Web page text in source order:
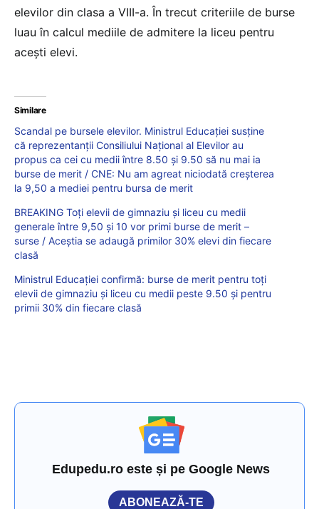
elevilor din clasa a VIII-a. În trecut criteriile de burse
luau în calcul mediile de admitere la liceu pentru
acești elevi.
Similare
Scandal pe bursele elevilor. Ministrul Educației susține
că reprezentanții Consiliului Național al Elevilor au
propus ca cei cu medii între 8.50 și 9.50 să nu mai ia
burse de merit / CNE: Nu am agreat niciodată creșterea
la 9,50 a mediei pentru bursa de merit
BREAKING Toți elevii de gimnaziu și liceu cu medii
generale între 9,50 și 10 vor primi burse de merit –
surse / Aceștia se adaugă primilor 30% elevi din fiecare
clasă
Ministrul Educației confirmă: burse de merit pentru toți
elevii de gimnaziu și liceu cu medii peste 9.50 și pentru
primii 30% din fiecare clasă
Edupedu.ro este și pe Google News
ABONEAZĂ-TE